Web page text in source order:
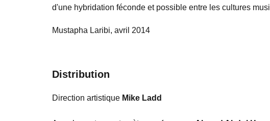
d'une hybridation féconde et possible entre les cultures
Mustapha Laribi, avril 2014
Distribution
Direction artistique Mike Ladd